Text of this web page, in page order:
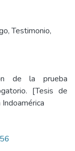
,Testimonio,
de la prueba
[Tesis de